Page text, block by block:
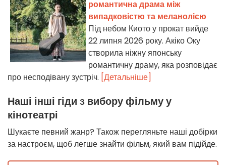
романтична драма між
випадковістю та меланолією
Під небом Киото у прокат вийде
22 липня 2026 року. Акіко Оку
створила ніжну японську
романтичну драму, яка розповідає
про несподівану зустріч. [Детальніше]
Наші інші гіди з вибору фільму у
кінотеатрі
Шукаєте певний жанр? Також перегляньте наші добірки
за настроєм, щоб легше знайти фільм, який вам підійде.